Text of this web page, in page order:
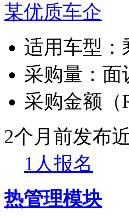
某优质车企
适用车型：
采购量： 面
采购金额（
2个月前发布
1人报名
热管理模块